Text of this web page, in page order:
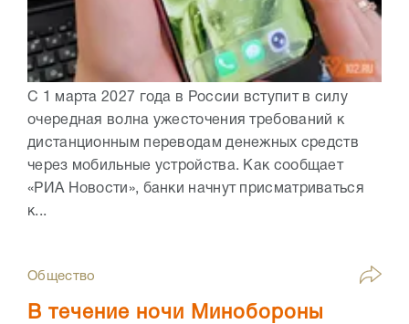
С 1 марта 2027 года в России вступит в силу
очередная волна ужесточения требований к
дистанционным переводам денежных средств
через мобильные устройства. Как сообщает
«РИА Новости», банки начнут присматриваться
к...
Общество
В течение ночи Минобороны